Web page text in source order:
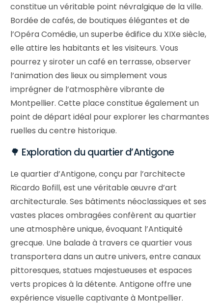
constitue un véritable point névralgique de la ville.
Bordée de cafés, de boutiques élégantes et de
l’Opéra Comédie, un superbe édifice du XIXe siècle,
elle attire les habitants et les visiteurs. Vous
pourrez y siroter un café en terrasse, observer
l’animation des lieux ou simplement vous
imprégner de l’atmosphère vibrante de
Montpellier. Cette place constitue également un
point de départ idéal pour explorer les charmantes
ruelles du centre historique.
🌳 Exploration du quartier d’Antigone
Le quartier d’Antigone, conçu par l’architecte
Ricardo Bofill, est une véritable œuvre d’art
architecturale. Ses bâtiments néoclassiques et ses
vastes places ombragées confèrent au quartier
une atmosphère unique, évoquant l’Antiquité
grecque. Une balade à travers ce quartier vous
transportera dans un autre univers, entre canaux
pittoresques, statues majestueuses et espaces
verts propices à la détente. Antigone offre une
expérience visuelle captivante à Montpellier.